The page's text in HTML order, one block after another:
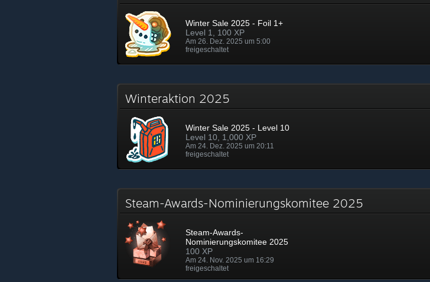
Winter Sale 2025 - Foil 1+
Level 1, 100 XP
Am 26. Dez. 2025 um 5:00
freigeschaltet
Winteraktion 2025
Winter Sale 2025 - Level 10
Level 10, 1,000 XP
Am 24. Dez. 2025 um 20:11
freigeschaltet
Steam-Awards-Nominierungskomitee 2025
Steam-Awards-
Nominierungskomitee 2025
100 XP
Am 24. Nov. 2025 um 16:29
freigeschaltet